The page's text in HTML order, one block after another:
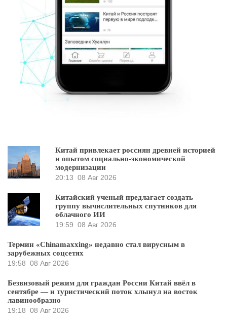
Китай привлекает россиян древней историей
и опытом социально-экономической
модернизации
20:13 08 Авг 2026
Китайский ученый предлагает создать
группу вычислительных спутников для
облачного ИИ
19:59 08 Авг 2026
Термин «Chinamaxxing» недавно стал вирусным в
зарубежных соцсетях
19:58 08 Авг 2026
Безвизовый режим для граждан России Китай ввёл в
сентябре — и туристический поток хлынул на восток
лавинообразно
19:18 08 Авг 2026